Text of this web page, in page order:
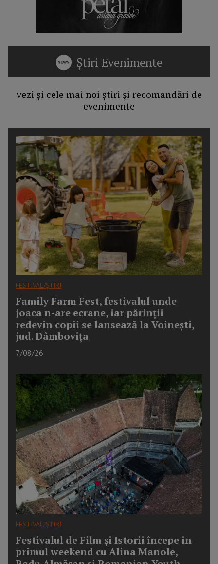
Știri Evenimente
vezi și cele mai noi știri și recomandări de
evenimente
FESTIVAL/ȘTIRI
Family Farm Fest, festivalul unde
joaca n-are ecrane, iar părinții
redevin copii se lansează la Voinești,
jud. Dâmbovița
7/08/26
FESTIVAL/ȘTIRI
Festivalul de Film și Istorii începe în
primul weekend cu Alina Manole,